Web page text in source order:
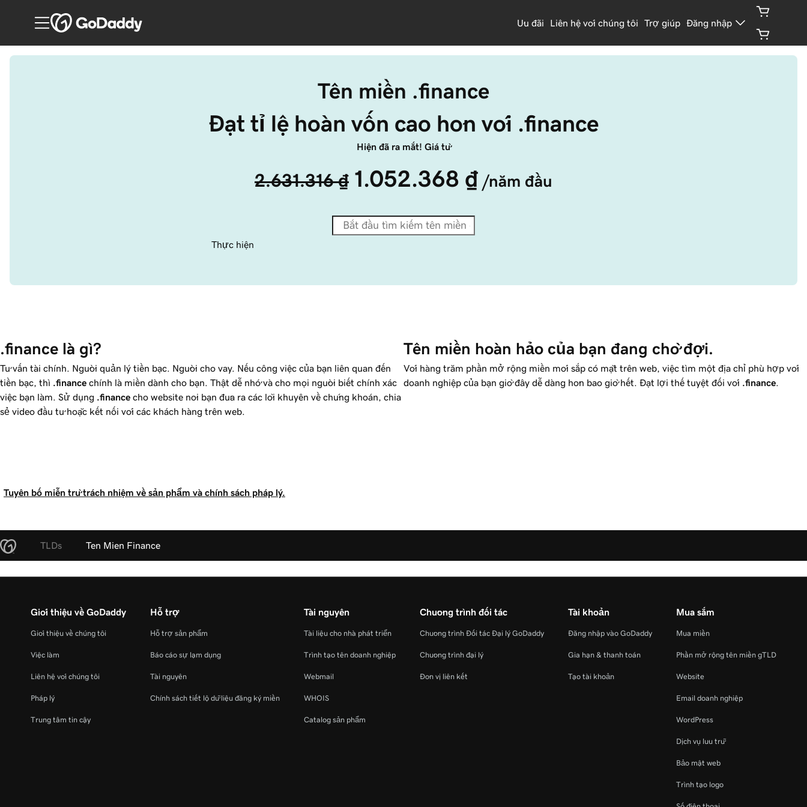
Ưu đãi Liên hệ với chúng tôi Trợ giúp Đăng nhập
Tên miền .finance
Đạt tỉ lệ hoàn vốn cao hơn với .finance
Hiện đã ra mắt! Giá từ
2.631.316 ₫ 1.052.368 ₫ /năm đầu
Thực hiện
.finance là gì?
Tư vấn tài chính. Người quản lý tiền bạc. Người cho vay. Nếu công việc của bạn liên quan đến
tiền bạc, thì .finance chính là miền dành cho bạn. Thật dễ nhớ và cho mọi người biết chính xác
việc bạn làm. Sử dụng .finance cho website nơi bạn đưa ra các lời khuyên về chứng khoán, chia
sẻ video đầu tư hoặc kết nối với các khách hàng trên web.
Tên miền hoàn hảo của bạn đang chờ đợi.
Với hàng trăm phần mở rộng miền mới sắp có mặt trên web, việc tìm một địa chỉ phù hợp với
doanh nghiệp của bạn giờ đây dễ dàng hơn bao giờ hết. Đạt lợi thế tuyệt đối với .finance
Tuyên bố miễn trừ trách nhiệm về sản phẩm và chính sách pháp lý.
TLDs Ten Mien Finance
Giới thiệu về GoDaddy
Giới thiệu về chúng tôi
Việc làm
Liên hệ với chúng tôi
Pháp lý
Trung tâm tin cậy
Hỗ trợ
Hỗ trợ sản phẩm
Báo cáo sự lạm dụng
Tài nguyên
Chính sách tiết lộ dữ liệu đăng ký miền
Tài nguyên
Tài liệu cho nhà phát triển
Trình tạo tên doanh nghiệp
Webmail
WHOIS
Catalog sản phẩm
Chương trình đối tác
Chương trình Đối tác Đại lý GoDaddy
Chương trình đại lý
Đơn vị liên kết
Tài khoản
Đăng nhập vào GoDaddy
Gia hạn & thanh toán
Tạo tài khoản
Mua sắm
Mua miền
Phần mở rộng tên miền gTLD
Website
Email doanh nghiệp
WordPress
Dịch vụ lưu trữ
Bảo mật web
Trình tạo logo